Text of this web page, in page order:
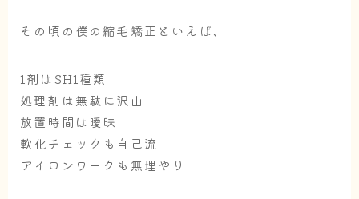
その頃の僕の縮毛矯正といえば、
1剤はSH1種類
処理剤は無駄に沢山
放置時間は曖昧
軟化チェックも自己流
アイロンワークも無理やり